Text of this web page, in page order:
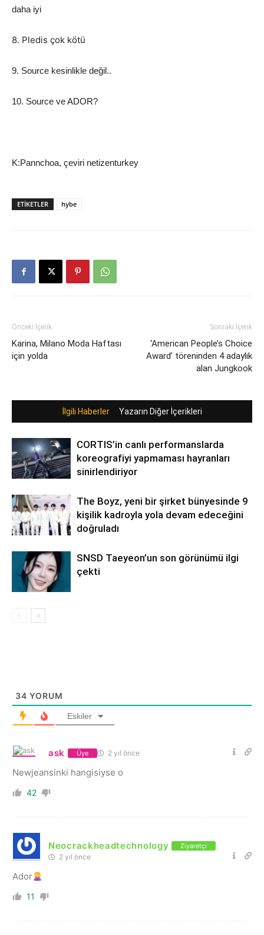
daha iyi
8. Pledis çok kötü
9. Source kesinlikle değil..
10. Source ve ADOR?
K:Pannchoa, çeviri netizenturkey
ETIKETLER hybe
Önceki İçerik
Karina, Milano Moda Haftası
için yolda
Sonraki İçerik
‘American People’s Choice
Award’ töreninden 4 adaylık
alan Jungkook
İlgili Haberler Yazarın Diğer İçerikleri
CORTIS’in canlı performanslarda
koreografiyi yapmaması hayranları
sinirlendiriyor
The Boyz, yeni bir şirket bünyesinde 9
kişilik kadroyla yola devam edeceğini
doğruladı
SNSD Taeyeon’un son görünümü ilgi
çekti
34 YORUM
Eskiler
ask Üye 2 yıl önce
Newjeansinki hangisiyse o
42
Neocrackheadtechnology Ziyaretçi
2 yıl önce
Ador
11